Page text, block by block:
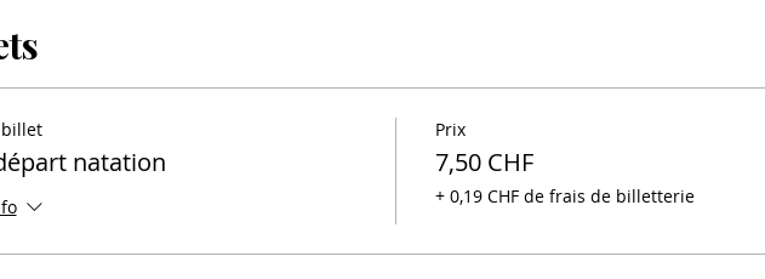
natation
Prix
7,50 CHF
+ 0,19 CHF de frais de billetterie